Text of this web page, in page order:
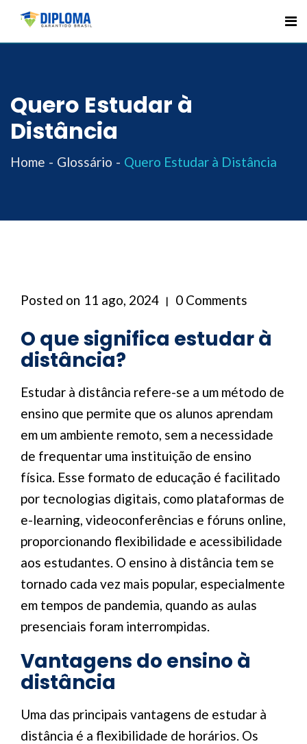
Skip
Quero Estudar à
Distância
Home Glossário Quero Estudar à Distância
Posted on 11 ago, 2024 0 Comments
O que significa estudar à
distância?
Estudar à distância refere-se a um método de
ensino que permite que os alunos aprendam
em um ambiente remoto, sem a necessidade
de frequentar uma instituição de ensino
física. Esse formato de educação é facilitado
por tecnologias digitais, como plataformas de
e-learning, videoconferências e fóruns online,
proporcionando flexibilidade e acessibilidade
aos estudantes. O ensino à distância tem se
tornado cada vez mais popular, especialmente
em tempos de pandemia, quando as aulas
presenciais foram interrompidas.
Vantagens do ensino à
distância
Uma das principais vantagens de estudar à
distância é a flexibilidade de horários. Os